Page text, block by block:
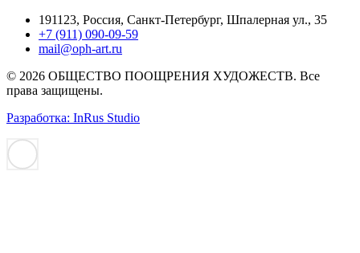
191123, Россия, Санкт-Петербург, Шпалерная ул., 35
+7 (911) 090-09-59
mail@oph-art.ru
© 2026 ОБЩЕСТВО ПООЩРЕНИЯ ХУДОЖЕСТВ. Все
права защищены.
Разработка: InRus Studio